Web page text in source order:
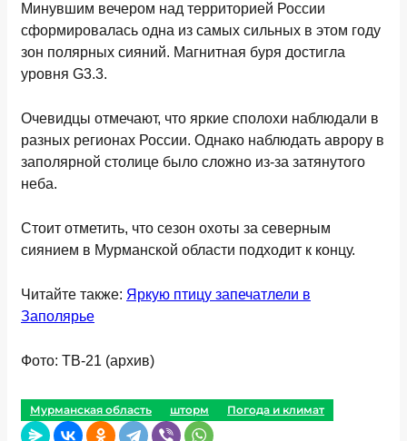
Минувшим вечером над территорией России
сформировалась одна из самых сильных в этом году
зон полярных сияний. Магнитная буря достигла
уровня G3.3.
Очевидцы отмечают, что яркие сполохи наблюдали в
разных регионах России. Однако наблюдать аврору в
заполярной столице было сложно из-за затянутого
неба.
Стоит отметить, что сезон охоты за северным
сиянием в Мурманской области подходит к концу.
Читайте также: Яркую птицу запечатлели в
Заполярье
Фото: ТВ-21 (архив)
Мурманская область шторм Погода и климат